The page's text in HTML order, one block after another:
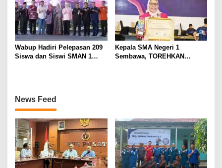
Wabup Hadiri Pelepasan 209
Siswa dan Siswi SMAN 1
Kepala SMA Negeri 1
Sembawa, TOREHKAN
News Feed